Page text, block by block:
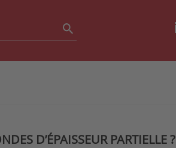
D’ÉPAISSEUR PARTIELLE ?